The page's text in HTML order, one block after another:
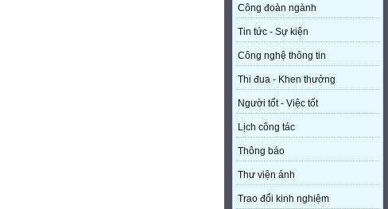
Công đoàn ngành
Tin tức - Sự kiện
Công nghệ thông tin
Thi đua - Khen thưởng
Người tốt - Việc tốt
Lịch công tác
Thông báo
Thư viện ảnh
Trao đổi kinh nghiệm